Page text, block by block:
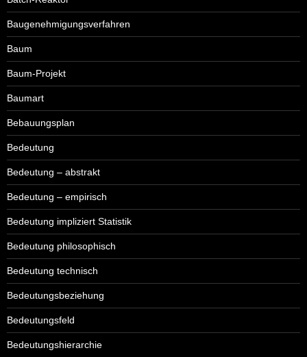
Baugenehmigungsverfahren
Baum
Baum-Projekt
Baumart
Bebauungsplan
Bedeutung
Bedeutung – abstrakt
Bedeutung – empirisch
Bedeutung impliziert Statistik
Bedeutung philosophisch
Bedeutung technisch
Bedeutungsbeziehung
Bedeutungsfeld
Bedeutungshierarchie